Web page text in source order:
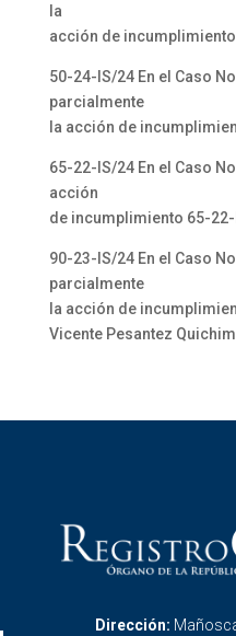
la
acción de
50-24-IS/24 En el Caso
parcialmente
la acción de
65-22-IS/24 En el Caso
acción
de incumplimiento 65-22-
90-23-IS/24 En el Caso
parcialmente
la acción de
Vicente Pesantez
Dirección: